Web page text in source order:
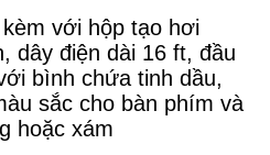
với hộp tạo hơi
dây điện dài 16 ft, đầu
bình chứa tinh dầu,
sắc cho bàn phím và
hoặc xám